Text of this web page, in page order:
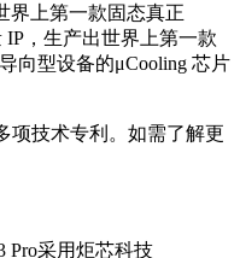
界上第一款固态真正
，生产出世界上第一款
向型设备的μCooling 芯片
项技术专利。如需了解更
Pro采用炬芯科技